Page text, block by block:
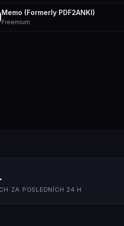
Memo (Formerly PDF2ANKI)
Freemium
ZA POSLEDNÍCH 24 H